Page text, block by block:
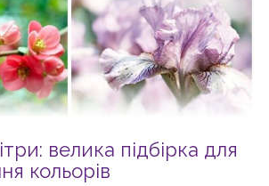
велика підбірка для
кольорів